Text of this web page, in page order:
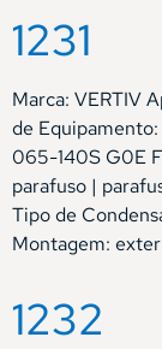
1231
Marca: VERTIV
de
065-140S G0E
parafuso |
Tipo de
Montagem:
1232